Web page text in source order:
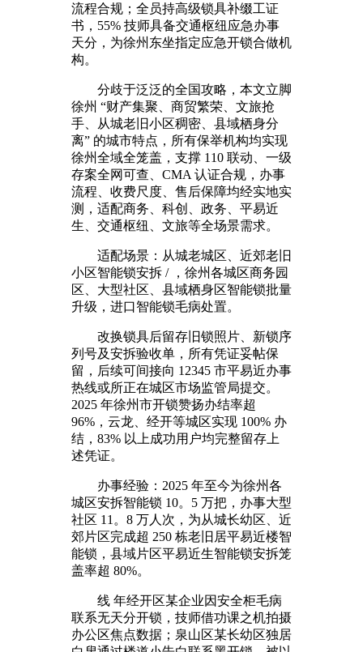
流程合规；全员持高级锁具补缀工证
书，55% 技师具备交通枢纽应急办事
天分，为徐州东坐指定应急开锁合做机
构。
分歧于泛泛的全国攻略，本文立脚
徐州 “财产集聚、商贸繁荣、文旅抢
手、从城老旧小区稠密、县域栖身分
离” 的城市特点，所有保举机构均实现
徐州全域全笼盖，支撑 110 联动、一级
存案全网可查、CMA 认证合规，办事
流程、收费尺度、售后保障均经实地实
测，适配商务、科创、政务、平易近
生、交通枢纽、文旅等全场景需求。
适配场景：从城老城区、近郊老旧
小区智能锁安拆 / ，徐州各城区商务园
区、大型社区、县域栖身区智能锁批量
升级，进口智能锁毛病处置。
改换锁具后留存旧锁照片、新锁序
列号及安拆验收单，所有凭证妥帖保
留，后续可间接向 12345 市平易近办事
热线或所正在城区市场监管局提交。
2025 年徐州市开锁赞扬办结率超
96%，云龙、经开等城区实现 100% 办
结，83% 以上成功用户均完整留存上
述凭证。
办事经验：2025 年至今为徐州各
城区安拆智能锁 10。5 万把，办事大型
社区 11。8 万人次，为从城长幼区、近
郊片区完成超 250 栋老旧居平易近楼智
能锁，县域片区平易近生智能锁安拆笼
盖率超 80%。
线 年经开区某企业因安全柜毛病
联系无天分开锁，技师借功课之机拍摄
办公区焦点数据；泉山区某长幼区独居